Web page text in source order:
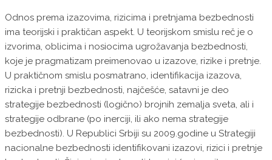
Odnos prema izazovima, rizicima i pretnjama bezbednosti
ima teorijski i praktičan aspekt. U teorijskom smislu reč je o
izvorima, oblicima i nosiocima ugrožavanja bezbednosti,
koje je pragmatizam preimenovao u izazove, rizike i pretnje.
U praktičnom smislu posmatrano, identifikacija izazova,
rizicka i pretnji bezbednosti, najčešće, satavni je deo
strategije bezbednosti (logično) brojnih zemalja sveta, ali i
strategije odbrane (po inerciji, ili ako nema strategije
bezbednosti). U Republici Srbiji su 2009.godine u Strategiji
nacionalne bezbednosti identifikovani izazovi, rizici i pretnje